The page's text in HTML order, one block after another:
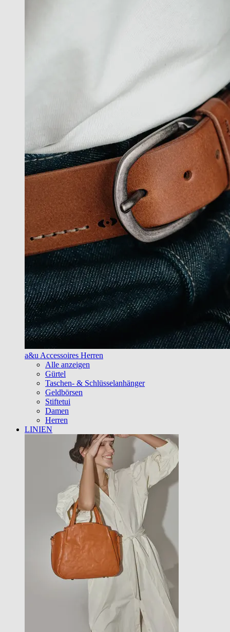
a&u Accessoires Herren
Alle anzeigen
Gürtel
Taschen- & Schlüsselanhänger
Geldbörsen
Stiftetui
Damen
Herren
LINIEN